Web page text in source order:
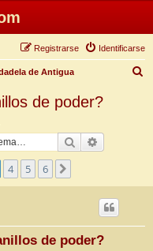
Identificarse
Registrarse
de Antigua
de poder?
Buscar
4 5 6
de poder?